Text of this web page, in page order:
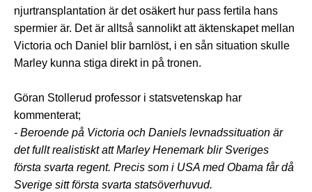
njurtransplantation är det osäkert hur pass fertila hans
spermier är. Det är alltså sannolikt att äktenskapet mellan
Victoria och Daniel blir barnlöst, i en sån situation skulle
Marley kunna stiga direkt in på tronen.
Göran Stollerud professor i statsvetenskap har
kommenterat;
- Beroende på Victoria och Daniels levnadssituation är
det fullt realistiskt att Marley Henemark blir Sveriges
första svarta regent. Precis som i USA med Obama får då
Sverige sitt första svarta statsöverhuvud.